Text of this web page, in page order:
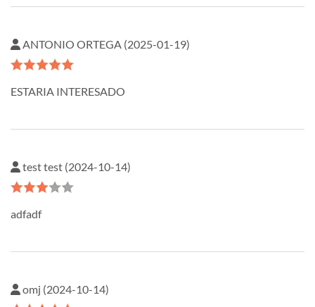
ANTONIO ORTEGA (2025-01-19)
ESTARIA INTERESADO
test test (2024-10-14)
adfadf
omj (2024-10-14)